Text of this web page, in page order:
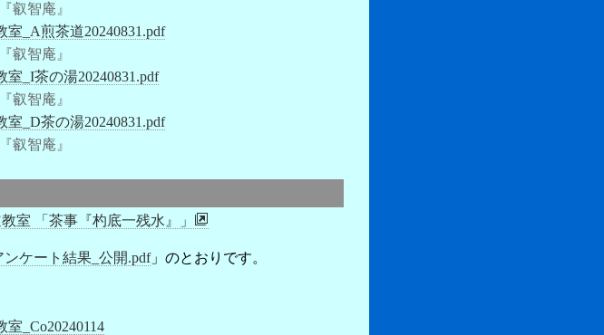
智庵』
_A煎茶道20240831.pdf
智庵』
_I茶の湯20240831.pdf
智庵』
_D茶の湯20240831.pdf
智庵』
室 「茶事『杓底一残水』」
ンケート結果_公開.pdf」のとおりです。
_Co20240114